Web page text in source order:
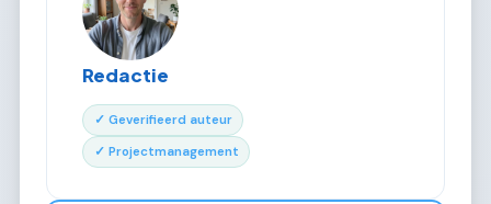
Redactie
✓ Geverifieerd auteur
✓ Projectmanagement